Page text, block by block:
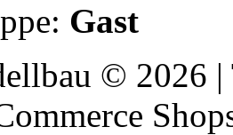
Gast
© 2026